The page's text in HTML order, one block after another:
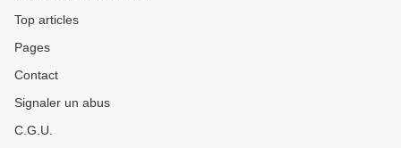
Top articles
Pages
Contact
Signaler un abus
C.G.U.